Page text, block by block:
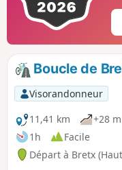
Boucle de
Visorandonneur
11,41 km
+28 m
1h
Facile
Départ à Bretx